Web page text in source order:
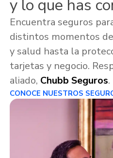
y lo que has
Encuentra seguros
distintos momentos
y salud hasta la
tarjetas y negocio.
aliado, Chubb Seguros.
CONOCE NUESTROS